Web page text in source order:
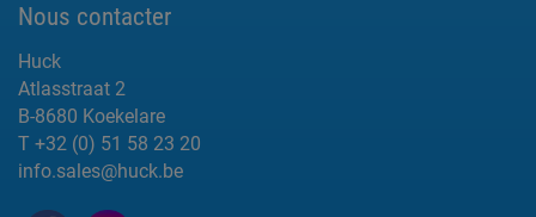
Nous contacter
Huck
Atlasstraat 2
B-8680 Koekelare
T +32 (0) 51 58 23 20
info.sales@huck.be